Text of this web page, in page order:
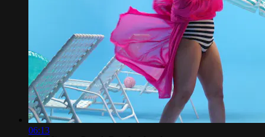
06:13